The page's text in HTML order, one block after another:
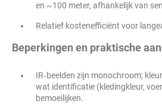
en ~100 meter, afhankelijk van
Relatief kostenefficiënt voor
Beperkingen en praktische
IR‑beelden zijn monochroom;
wat identificatie (kledingkleur,
bemoeilijken.